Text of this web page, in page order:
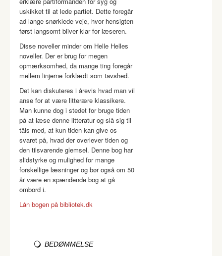
uskikket til at lede partiet. Dette foregår
ad lange snørklede veje, hvor hensigten
først langsomt bliver klar for læseren.
Disse noveller minder om Helle Helles
noveller. Der er brug for megen
opmærksomhed, da mange ting foregår
mellem linjerne forklædt som tavshed.
Det kan diskuteres i årevis hvad man vil
anse for at være litterære klassikere.
Man kunne dog i stedet for bruge tiden
på at læse denne litteratur og slå sig til
tåls med, at kun tiden kan give os
svaret på, hvad der overlever tiden og
den tilsvarende glemsel. Denne bog har
slidstyrke og mulighed for mange
forskellige læsninger og bør også om 50
år være en spændende bog at gå
ombord i.
Lån bogen på bibliotek.dk
BEDØMMELSE